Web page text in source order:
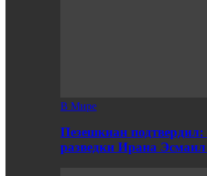
В Мире
Пезешкиан подтвердил:
разведки Ирана